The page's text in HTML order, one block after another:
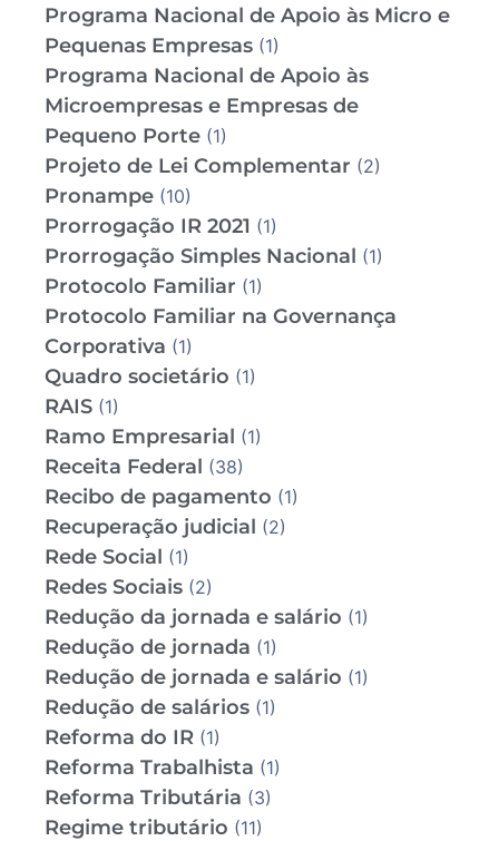
Programa Nacional de Apoio às Micro e
Pequenas Empresas (1)
Programa Nacional de Apoio às
Microempresas e Empresas de
Pequeno Porte (1)
Projeto de Lei Complementar (2)
Pronampe (10)
Prorrogação IR 2021 (1)
Prorrogação Simples Nacional (1)
Protocolo Familiar (1)
Protocolo Familiar na Governança
Corporativa (1)
Quadro societário (1)
RAIS (1)
Ramo Empresarial (1)
Receita Federal (38)
Recibo de pagamento (1)
Recuperação judicial (2)
Rede Social (1)
Redes Sociais (2)
Redução da jornada e salário (1)
Redução de jornada (1)
Redução de jornada e salário (1)
Redução de salários (1)
Reforma do IR (1)
Reforma Trabalhista (1)
Reforma Tributária (3)
Regime tributário (11)